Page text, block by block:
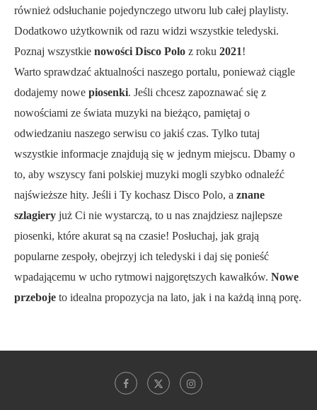
również odsłuchanie pojedynczego utworu lub całej playlisty.
Dodatkowo użytkownik od razu widzi wszystkie teledyski.
Poznaj wszystkie nowości Disco Polo z roku 2021!
Warto sprawdzać aktualności naszego portalu, ponieważ ciągle
dodajemy nowe piosenki. Jeśli chcesz zapoznawać się z
nowościami ze świata muzyki na bieżąco, pamiętaj o
odwiedzaniu naszego serwisu co jakiś czas. Tylko tutaj
wszystkie informacje znajdują się w jednym miejscu. Dbamy o
to, aby wszyscy fani polskiej muzyki mogli szybko odnaleźć
najświeższe hity. Jeśli i Ty kochasz Disco Polo, a znane
szlagiery już Ci nie wystarczą, to u nas znajdziesz najlepsze
piosenki, które akurat są na czasie! Posłuchaj, jak grają
popularne zespoły, obejrzyj ich teledyski i daj się ponieść
wpadającemu w ucho rytmowi najgorętszych kawałków. Nowe
przeboje to idealna propozycja na lato, jak i na każdą inną porę.